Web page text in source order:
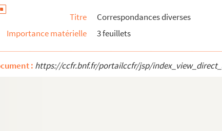
Titre
Correspondances diverses
Importance matérielle
3 feuillets
: https://ccfr.bnf.fr/portailccfr/jsp/